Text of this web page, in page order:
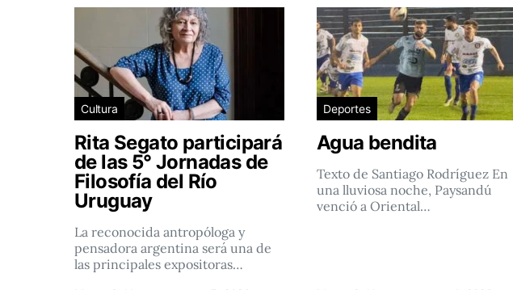
Cultura
Rita Segato participará
de las 5° Jornadas de
Filosofía del Río
Uruguay
La reconocida antropóloga y
pensadora argentina será una de
las principales expositoras…
Deportes
Agua bendita
Texto de Santiago Rodríguez En
una lluviosa noche, Paysandú
venció a Oriental…